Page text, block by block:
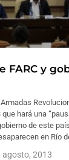
FARC y
hará una
de este
en Río
agosto, 2013